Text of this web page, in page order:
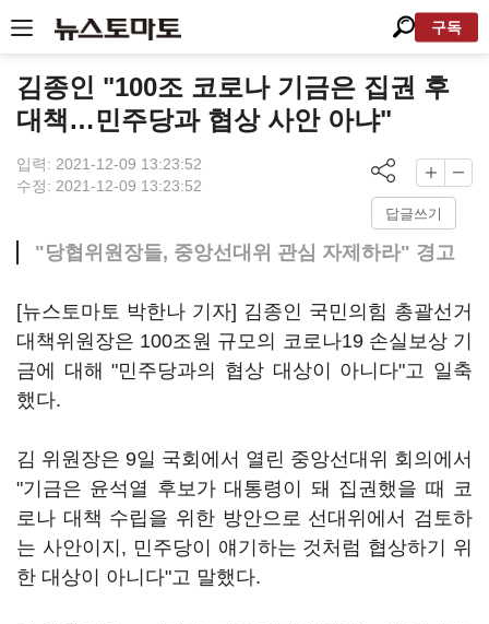
구독
김종인 "100조 코로나 기금은 집권 후
대책…민주당과 협상 사안 아냐"
입력: 2021-12-09 13:23:52
수정: 2021-12-09 13:23:52
답글쓰기
"당협위원장들, 중앙선대위 관심 자제하라" 경고
[뉴스토마토 박한나 기자] 김종인 국민의힘 총괄선거
대책위원장은 100조원 규모의 코로나19 손실보상 기
금에 대해 "민주당과의 협상 대상이 아니다"고 일축
했다.
김 위원장은 9일 국회에서 열린 중앙선대위 회의에서
"기금은 윤석열 후보가 대통령이 돼 집권했을 때 코
로나 대책 수립을 위한 방안으로 선대위에서 검토하
는 사안이지, 민주당이 얘기하는 것처럼 협상하기 위
한 대상이 아니다"고 말했다.